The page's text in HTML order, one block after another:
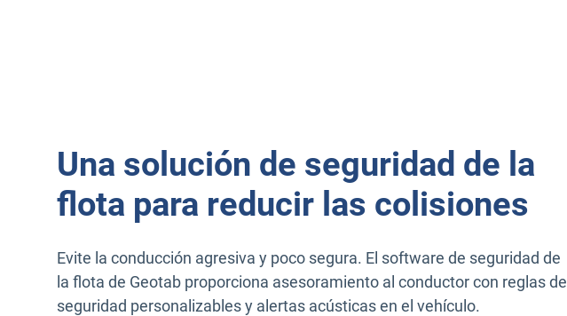
Una solución de seguridad de la
flota para reducir las colisiones
Evite la conducción agresiva y poco segura. El software de seguridad de
la flota de Geotab proporciona asesoramiento al conductor con reglas de
seguridad personalizables y alertas acústicas en el vehículo.